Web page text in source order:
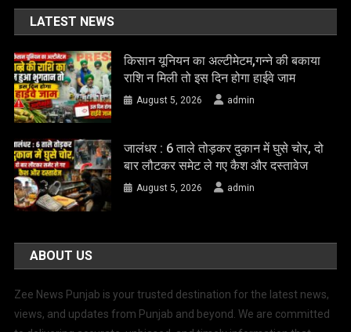
LATEST NEWS
किसान यूनियन का अल्टीमेटम,गन्ने की बकाया
राशि न मिली तो इस दिन होगा हाईवे जाम
August 5, 2026 admin
जालंधर : 6 ताले तोड़कर दुकान में घुसे चोर, दो
बार लौटकर समेट ले गए कैश और दस्तावेज
August 5, 2026 admin
ABOUT US
Zee News Punjab is your trusted destination for the latest news,
views, and updates from Punjab and beyond. We are committed